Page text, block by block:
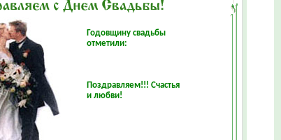
Годовщину свадьбы
отметили:
Поздравляем!!! Счастья
и любви!